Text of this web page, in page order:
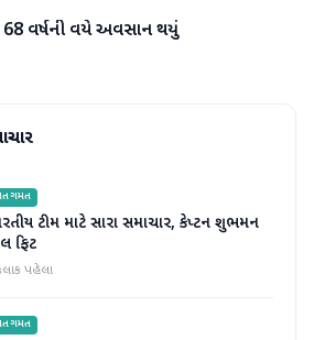
68 વર્ષની વયે અવસાન થયું
ટીમ માટે સારા સમાચાર, કેપ્ટન શુભમન
ફિટ
પહેલા